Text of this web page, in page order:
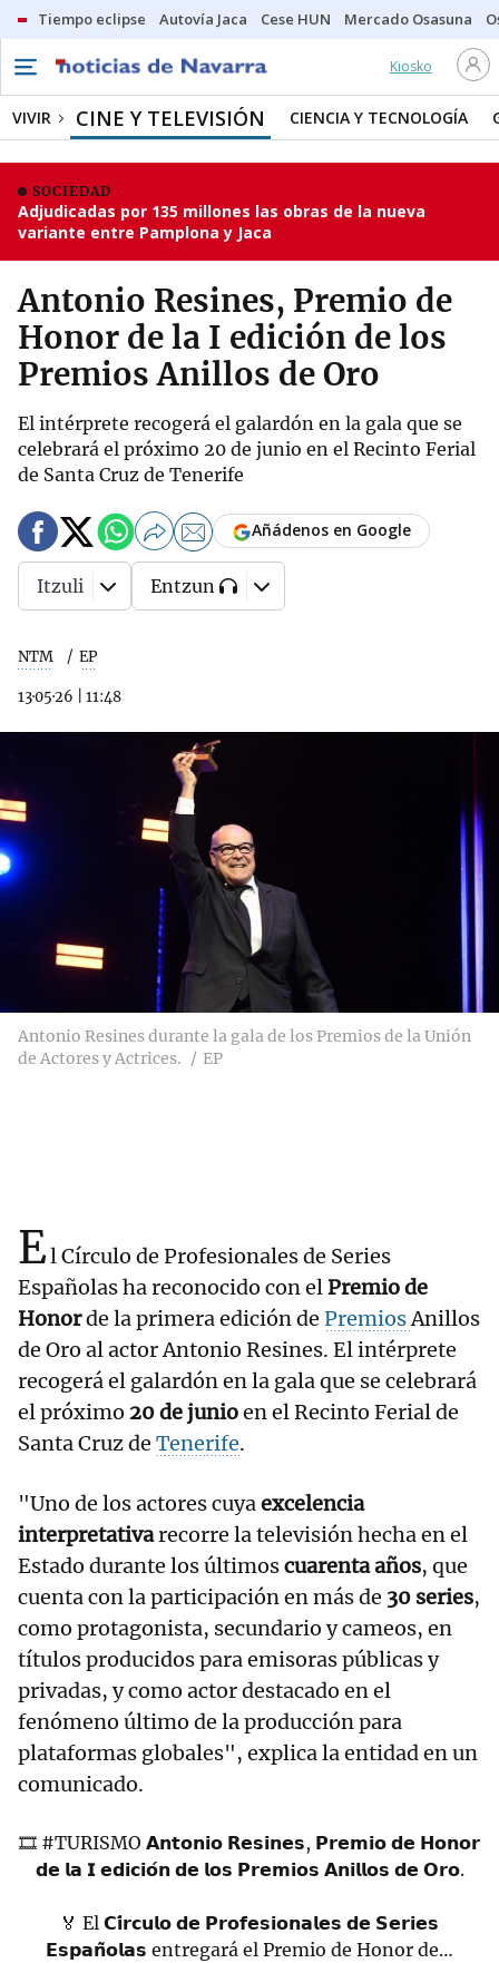
Tiempo eclipse Autovía Jaca Cese HUN Mercado Osasuna
Kiosko
VIVIR CINE Y TELEVISIÓN CIENCIA Y TECNOLOGÍA
SOCIEDAD
Adjudicadas por 135 millones las obras de la nueva
variante entre Pamplona y Jaca
Antonio Resines, Premio de
Honor de la I edición de los
Premios Anillos de Oro
El intérprete recogerá el galardón en la gala que se
celebrará el próximo 20 de junio en el Recinto Ferial
de Santa Cruz de Tenerife
NTM EP
13·05·26 11:48
Añádenos en Google
Itzuli Entzun
Antonio Resines durante la gala de los Premios de la Unión
de Actores y Actrices.
EP
El Círculo de Profesionales de Series
Españolas ha reconocido con elPremio de
Honorde la primera edición de PremiosAnillos
de Oro al actor Antonio Resines. El intérprete
recogerá el galardón en la gala que se celebrará
el próximo 20 de junioen el Recinto Ferial de
Santa Cruz de Tenerife.
"Uno de los actores cuyaexcelencia
interpretativarecorre la televisión hecha en el
Estado durante los últimoscuarenta años, que
cuenta con la participación en más de 30 series,
como protagonista, secundario y cameos, en
títulos producidos para emisoras públicas y
privadas, y como actor destacado en el
fenómeno último de la producción para
plataformas globales", explica la entidad en un
comunicado.
🎞️ #TURISMO 𝗔𝗻𝘁𝗼𝗻𝗶𝗼 𝗥𝗲𝘀𝗶𝗻𝗲𝘀, 𝗣𝗿𝗲𝗺𝗶𝗼 𝗱𝗲 𝗛𝗼𝗻𝗼𝗿
𝗱𝗲 𝗹𝗮 𝗜 𝗲𝗱𝗶𝗰𝗶𝗼́𝗻 𝗱𝗲 𝗹𝗼𝘀 𝗣𝗿𝗲𝗺𝗶𝗼𝘀 𝗔𝗻𝗶𝗹𝗹𝗼𝘀 𝗱𝗲 𝗢𝗿𝗼.
🏅 El 𝗖𝗶́𝗿𝗰𝘂𝗹𝗼 𝗱𝗲 𝗣𝗿𝗼𝗳𝗲𝘀𝗶𝗼𝗻𝗮𝗹𝗲𝘀 𝗱𝗲 𝗦𝗲𝗿𝗶𝗲𝘀
𝗘𝘀𝗽𝗮𝗻̃𝗼𝗹𝗮𝘀 entregará el Premio de Honor de…